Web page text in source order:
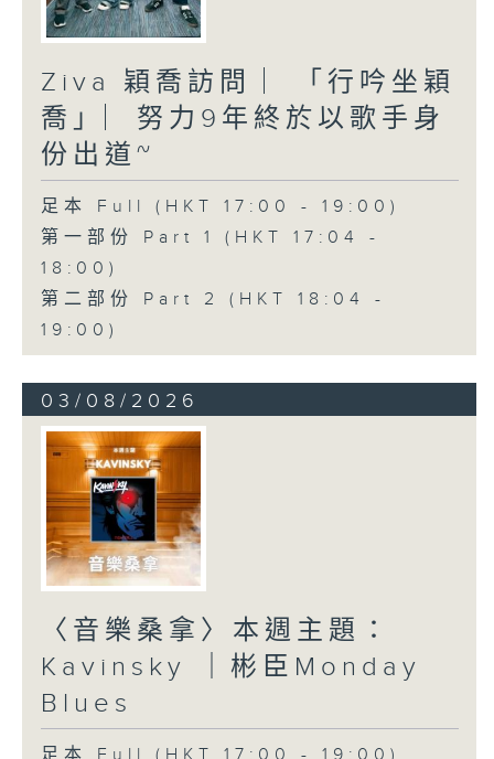
Ziva 穎喬訪問 ︳「行吟坐穎
喬」︳努力9年終於以歌手身
份出道~
足本 Full (HKT 17:00 - 19:00)
第一部份 Part 1 (HKT 17:04 -
18:00)
第二部份 Part 2 (HKT 18:04 -
19:00)
03/08/2026
〈音樂桑拿〉本週主題：
Kavinsky ｜彬臣Monday
Blues
足本 Full (HKT 17:00 - 19:00)